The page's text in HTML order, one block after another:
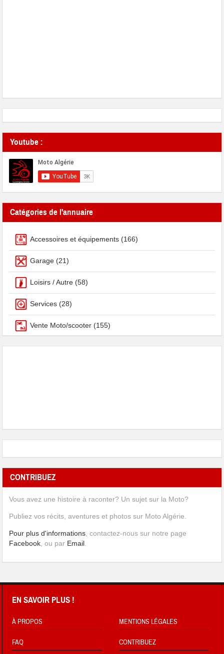
Youtube :
Catégories de l'annuaire
Accessoires et équipements (166)
Garage (21)
Loisirs / Autre (58)
Services (28)
Vente Moto/scooter (155)
CONTRIBUEZ
Vous avez une histoire à raconter? Un sujet sur la Moto?
Publiez vos récits, aventures et photos sur Moto Algérie.
Pour plus d'informations, contactez-nous sur notre page
Facebook, ou par Email.
EN SAVOIR PLUS !
À PROPOS MENTIONS LÉGALES
FAQ CONTRIBUEZ